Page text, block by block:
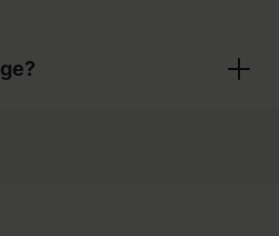
än att lägga till det i